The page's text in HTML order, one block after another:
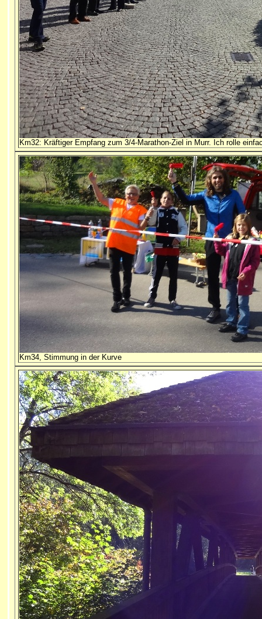
Km32: Kräftiger Empfang zum 3/4-Marathon-Ziel in Murr. Ich rolle
Km34, Stimmung in der Kurve